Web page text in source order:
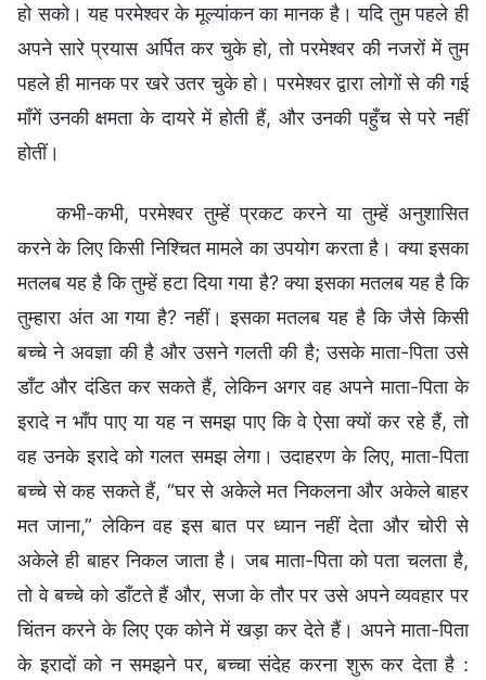
हो सको। यह परमेश्वर के मूल्यांकन का मानक है। यदि तुम पहले ही
अपने सारे प्रयास अर्पित कर चुके हो, तो परमेश्वर की नजरों में तुम
पहले ही मानक पर खरे उतर चुके हो। परमेश्वर द्वारा लोगों से की गई
माँगें उनकी क्षमता के दायरे में होती हैं, और उनकी पहुँच से परे नहीं
होतीं।
कभी-कभी, परमेश्वर तुम्हें प्रकट करने या तुम्हें अनुशासित
करने के लिए किसी निश्चित मामले का उपयोग करता है। क्या इसका
मतलब यह है कि तुम्हें हटा दिया गया है? क्या इसका मतलब यह है कि
तुम्हारा अंत आ गया है? नहीं। इसका मतलब यह है कि जैसे किसी
बच्चे ने अवज्ञा की है और उसने गलती की है; उसके माता-पिता उसे
डाँट और दंडित कर सकते हैं, लेकिन अगर वह अपने माता-पिता के
इरादे न भाँप पाए या यह न समझ पाए कि वे ऐसा क्यों कर रहे हैं, तो
वह उनके इरादे को गलत समझ लेगा। उदाहरण के लिए, माता-पिता
बच्चे से कह सकते हैं, “घर से अकेले मत निकलना और अकेले बाहर
मत जाना,” लेकिन वह इस बात पर ध्यान नहीं देता और चोरी से
अकेले ही बाहर निकल जाता है। जब माता-पिता को पता चलता है,
तो वे बच्चे को डाँटते हैं और, सजा के तौर पर उसे अपने व्यवहार पर
चिंतन करने के लिए एक कोने में खड़ा कर देते हैं। अपने माता-पिता
के इरादों को न समझने पर, बच्चा संदेह करना शुरू कर देता है :